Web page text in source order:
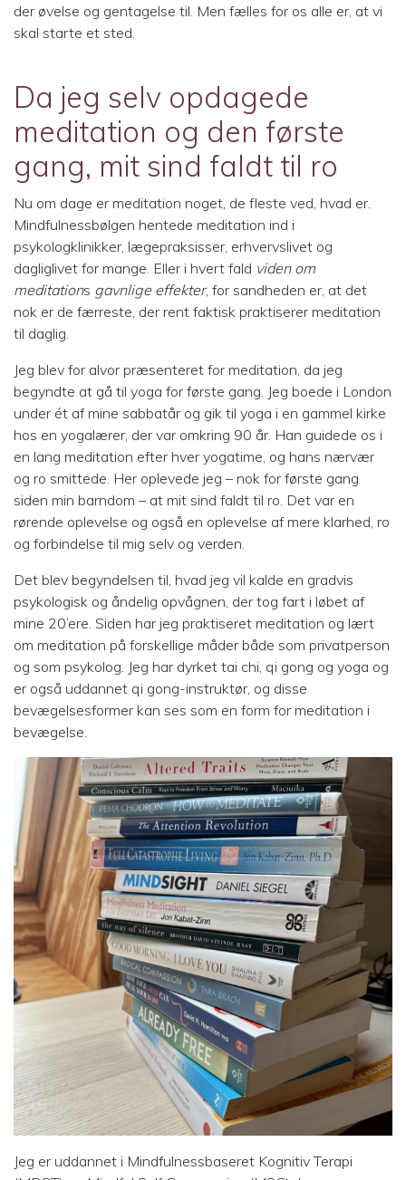
der øvelse og gentagelse til. Men fælles for os alle er, at vi
skal starte et sted.
Da jeg selv opdagede
meditation og den første
gang, mit sind faldt til ro
Nu om dage er meditation noget, de fleste ved, hvad er.
Mindfulnessbølgen hentede meditation ind i
psykologklinikker, lægepraksisser, erhvervslivet og
dagliglivet for mange. Eller i hvert fald viden om
meditations gavnlige effekter, for sandheden er, at det
nok er de færreste, der rent faktisk praktiserer meditation
til daglig.
Jeg blev for alvor præsenteret for meditation, da jeg
begyndte at gå til yoga for første gang. Jeg boede i London
under ét af mine sabbatår og gik til yoga i en gammel kirke
hos en yogalærer, der var omkring 90 år. Han guidede os i
en lang meditation efter hver yogatime, og hans nærvær
og ro smittede. Her oplevede jeg – nok for første gang
siden min barndom – at mit sind faldt til ro. Det var en
rørende oplevelse og også en oplevelse af mere klarhed, ro
og forbindelse til mig selv og verden.
Det blev begyndelsen til, hvad jeg vil kalde en gradvis
psykologisk og åndelig opvågnen, der tog fart i løbet af
mine 20’ere. Siden har jeg praktiseret meditation og lært
om meditation på forskellige måder både som privatperson
og som psykolog. Jeg har dyrket tai chi, qi gong og yoga og
er også uddannet qi gong-instruktør, og disse
bevægelsesformer kan ses som en form for meditation i
bevægelse.
Jeg er uddannet i Mindfulnessbaseret Kognitiv Terapi